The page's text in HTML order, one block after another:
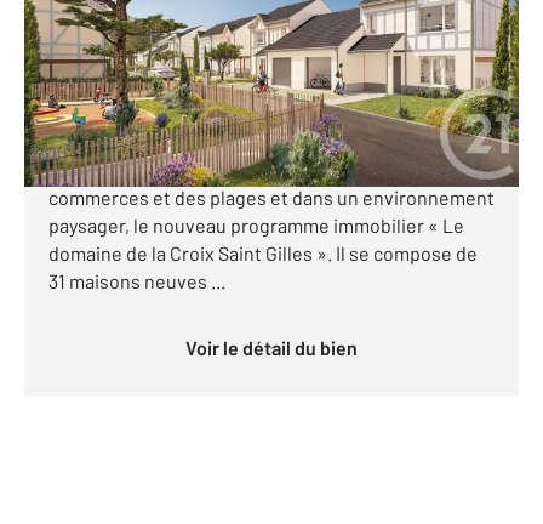
Maison à vendre
348 000 €
CENTURY 21 Royer Immo vous présente à SAINT-
PAIR-SUR-MER, idéalement situé à proximité des
commerces et des plages et dans un environnement
paysager, le nouveau programme immobilier « Le
domaine de la Croix Saint Gilles ». Il se compose de
31 maisons neuves ...
Voir le détail du bien